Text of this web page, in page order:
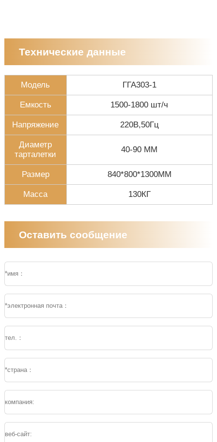
Технические данные
Модель ГГА303-1
Емкость 1500-1800 шт/ч
Напряжение 220В,50Гц
Диаметр
тарталетки
40-90 ММ
Размер 840*800*1300ММ
Масса 130КГ
Оставить сообщение